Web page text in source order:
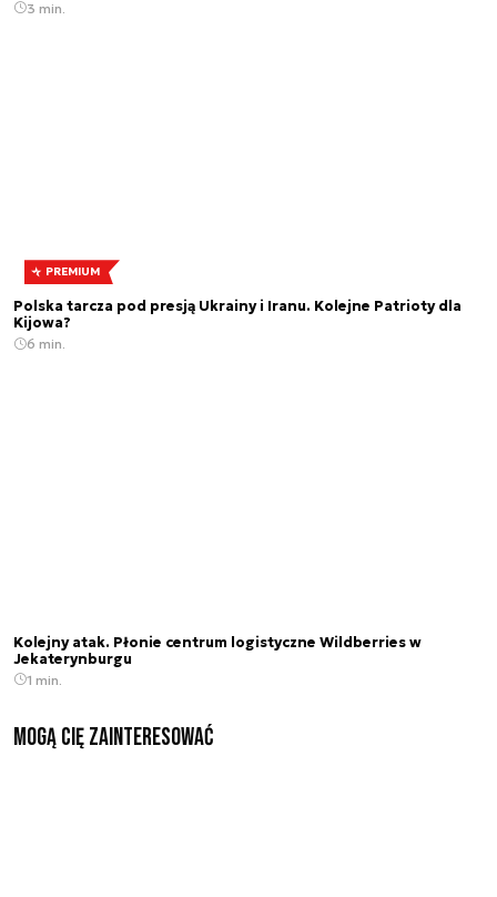
3 min.
PREMIUM
Polska tarcza pod presją Ukrainy i Iranu. Kolejne Patrioty dla
Kijowa?
6 min.
Kolejny atak. Płonie centrum logistyczne Wildberries w
Jekaterynburgu
1 min.
Mogą Cię zainteresować